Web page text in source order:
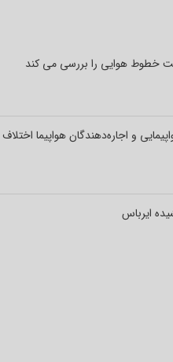
خطوط هوایی را بررسی می کند
و اجاره‌دهندگان هواپیما اختلاف
ایرباس